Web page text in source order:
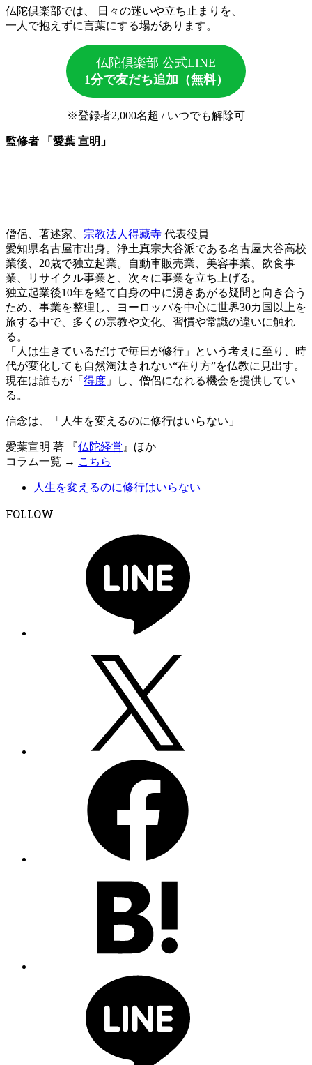
仏陀倶楽部では、 日々の迷いや立ち止まりを、
一人で抱えずに言葉にする場があります。
仏陀倶楽部 公式LINE
1分で友だち追加（無料）
※登録者2,000名超 / いつでも解除可
監修者 「愛葉 宣明」
僧侶、著述家、 宗教法人得藏寺 代表役員
愛知県名古屋市出身。浄土真宗大谷派である名古屋大谷高校
業後、20歳で独立起業。自動車販売業、美容事業、飲食事
業、リサイクル事業と、次々に事業を立ち上げる。
独立起業後10年を経て自身の中に湧きあがる疑問と向き合う
ため、事業を整理し、ヨーロッパを中心に世界30カ国以上を
旅する中で、多くの宗教や文化、習慣や常識の違いに触れ
る。
「人は生きているだけで毎日が修行」という考えに至り、時
代が変化しても自然淘汰されない“在り方”を仏教に見出す。
現在は誰もが「 得度 」し、僧侶になれる機会を提供してい
る。
信念は、「人生を変えるのに修行はいらない」
愛葉宣明 著 『仏陀経営 』ほか
コラム一覧 → こちら
人生を変えるのに修行はいらない
FOLLOW